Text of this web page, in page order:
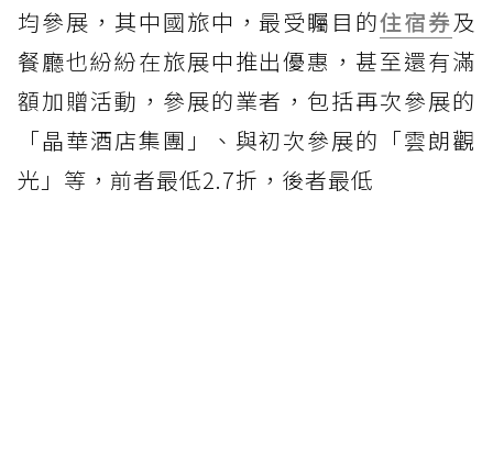
均參展，其中國旅中，最受矚目的住宿券及
餐廳也紛紛在旅展中推出優惠，甚至還有滿
額加贈活動，參展的業者，包括再次參展的
「晶華酒店集團」、與初次參展的「雲朗觀
光」等，前者最低2.7折，後者最低